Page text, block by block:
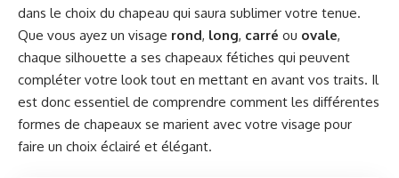
dans le choix du chapeau qui saura sublimer votre tenue.
Que vous ayez un visage rond, long, carré ou ovale,
chaque silhouette a ses chapeaux fétiches qui peuvent
compléter votre look tout en mettant en avant vos traits. Il
est donc essentiel de comprendre comment les différentes
formes de chapeaux se marient avec votre visage pour
faire un choix éclairé et élégant.